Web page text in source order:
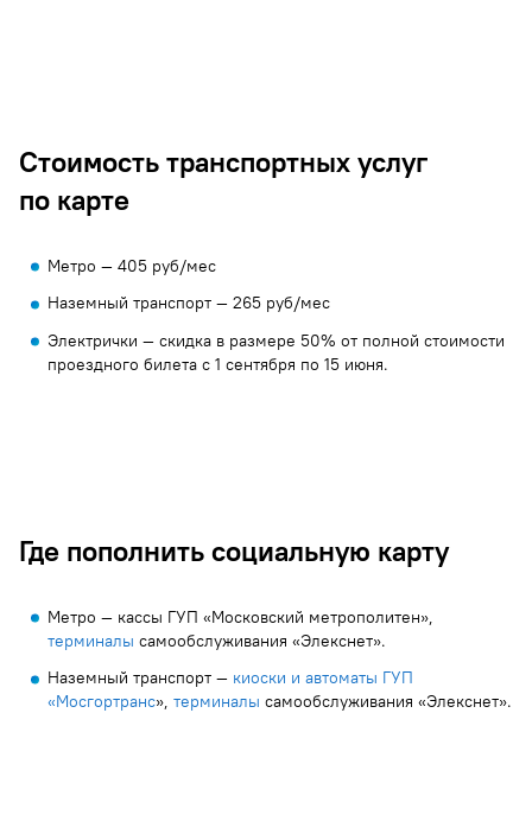
Cтоимость транспортных услуг
по карте
Метро — 405 руб/мес
Наземный транспорт — 265 руб/мес
Электрички — скидка в размере 50% от полной стоимости
проездного билета с 1 сентября по 15 июня.
Где пополнить социальную карту
Метро — кассы ГУП «Московский метрополитен»,
терминалы самообслуживания «Элекснет».
Наземный транспорт — киоски и автоматы ГУП
«Мосгортранс», терминалы самообслуживания «Элекснет».